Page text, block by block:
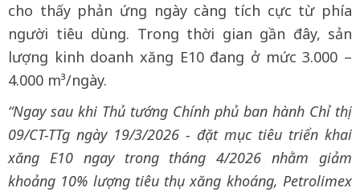
cho thấy phản ứng ngày càng tích cực từ phía
người tiêu dùng. Trong thời gian gần đây, sản
lượng kinh doanh xăng E10 đang ở mức 3.000 –
4.000 m³/ngày.
“Ngay sau khi Thủ tướng Chính phủ ban hành Chỉ thị
09/CT-TTg ngày 19/3/2026 - đặt mục tiêu triển khai
xăng E10 ngay trong tháng 4/2026 nhằm giảm
khoảng 10% lượng tiêu thụ xăng khoáng, Petrolimex